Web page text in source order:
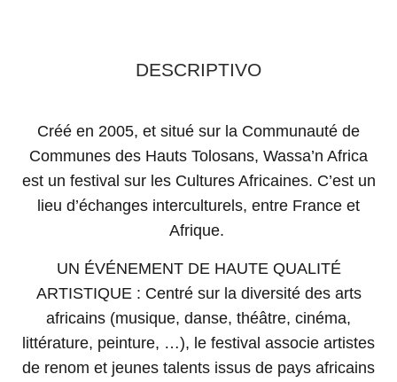
DESCRIPTIVO
Créé en 2005, et situé sur la Communauté de
Communes des Hauts Tolosans, Wassa’n Africa
est un festival sur les Cultures Africaines. C’est un
lieu d’échanges interculturels, entre France et
Afrique.
UN ÉVÉNEMENT DE HAUTE QUALITÉ
ARTISTIQUE : Centré sur la diversité des arts
africains (musique, danse, théâtre, cinéma,
littérature, peinture, …), le festival associe artistes
de renom et jeunes talents issus de pays africains